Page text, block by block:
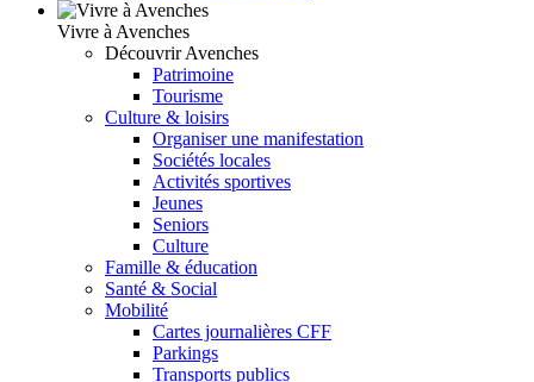
Vivre à Avenches
Découvrir Avenches
Patrimoine
Tourisme
Culture & loisirs
Organiser une manifestation
Sociétés locales
Activités sportives
Jeunes
Seniors
Culture
Famille & éducation
Santé & Social
Mobilité
Cartes journalières CFF
Parkings
Transports publics